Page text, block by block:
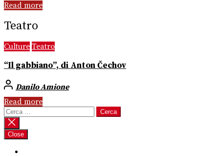
Read more
Teatro
Culture Teatro
“Il gabbiano”, di Anton Čechov
Danilo Amione
Read more
Ricerca
per:
Close